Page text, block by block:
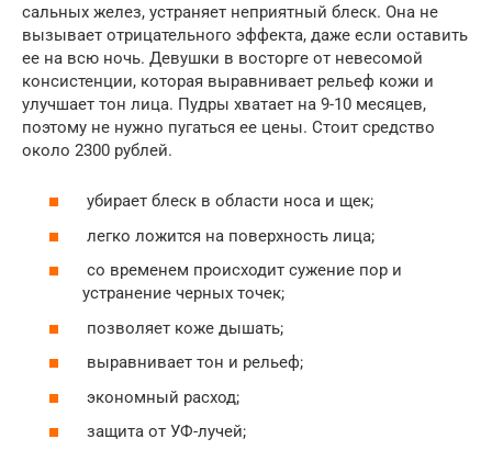
сальных желез, устраняет неприятный блеск. Она не
вызывает отрицательного эффекта, даже если оставить
ее на всю ночь. Девушки в восторге от невесомой
консистенции, которая выравнивает рельеф кожи и
улучшает тон лица. Пудры хватает на 9-10 месяцев,
поэтому не нужно пугаться ее цены. Стоит средство
около 2300 рублей.
убирает блеск в области носа и щек;
легко ложится на поверхность лица;
со временем происходит сужение пор и
устранение черных точек;
позволяет коже дышать;
выравнивает тон и рельеф;
экономный расход;
защита от УФ-лучей;